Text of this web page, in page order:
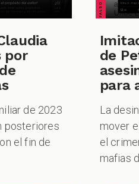
por
de 2023
posteriores
el fin de
de
para
La
mover
el
mafias